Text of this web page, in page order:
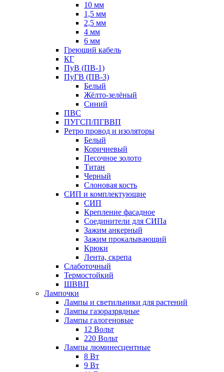
10 мм
1,5 мм
2,5 мм
4 мм
6 мм
Греющий кабель
КГ
ПуВ (ПВ-1)
ПуГВ (ПВ-3)
Белый
Жёлто-зелёный
Синий
ПВС
ПУГСП/ПГВВП
Ретро провод и изоляторы
Белый
Коричневый
Песочное золото
Титан
Черный
Слоновая кость
СИП и комплектующие
СИП
Крепление фасадное
Соединители для СИПа
Зажим анкерный
Зажим прокалывающий
Крюки
Лента, скрепа
Слаботочный
Термостойкий
ШВВП
Лампочки
Лампы и светильники для растений
Лампы газоразрядные
Лампы галогеновые
12 Вольт
220 Вольт
Лампы люминесцентные
8 Вт
9 Вт